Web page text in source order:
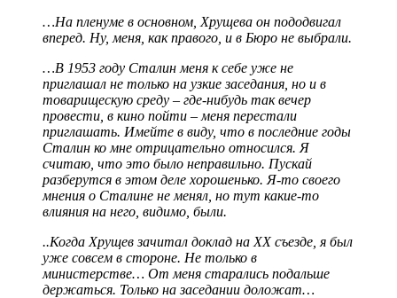
…На пленуме в основном, Хрущева он пододвигал
вперед. Ну, меня, как правого, и в Бюро не выбрали.
…В 1953 году Сталин меня к себе уже не
приглашал не только на узкие заседания, но и в
товарищескую среду – где-нибудь так вечер
провести, в кино пойти – меня перестали
приглашать. Имейте в виду, что в последние годы
Сталин ко мне отрицательно относился. Я
считаю, что это было неправильно. Пускай
разберутся в этом деле хорошенько. Я-то своего
мнения о Сталине не менял, но тут какие-то
влияния на него, видимо, были.
..Когда Хрущев зачитал доклад на XX съезде, я был
уже совсем в стороне. Не только в
министерстве… От меня старались подальше
держаться. Только на заседании доложат…